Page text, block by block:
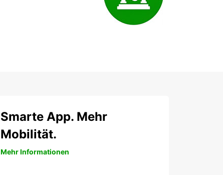
Smarte App. Mehr
Mobilität.
Mehr Informationen